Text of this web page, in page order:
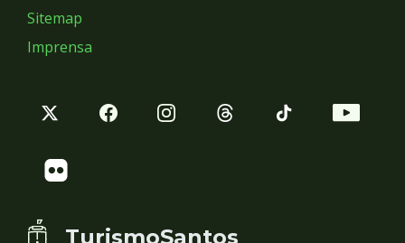
Sitemap
Imprensa
TurismoSantos